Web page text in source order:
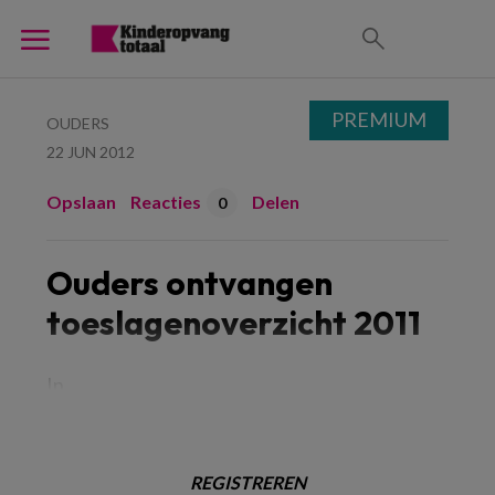
OUDERS
22 JUN 2012
Opslaan Reacties 0 Delen
Ouders ontvangen
toeslagenoverzicht 2011
REGISTREREN
PREMIUM